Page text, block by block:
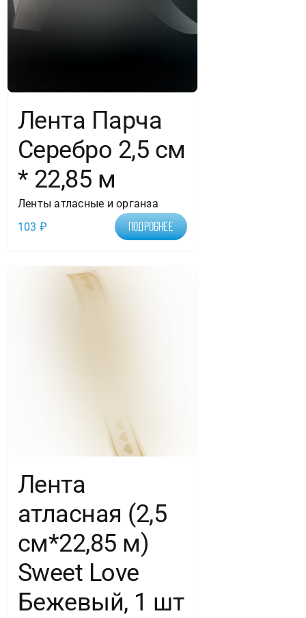
Лента Парча
Серебро 2,5 см
* 22,85 м
Ленты атласные и органза
103 ₽ Подробнее
Лента
атласная (2,5
см*22,85 м)
Sweet Love
Бежевый, 1 шт